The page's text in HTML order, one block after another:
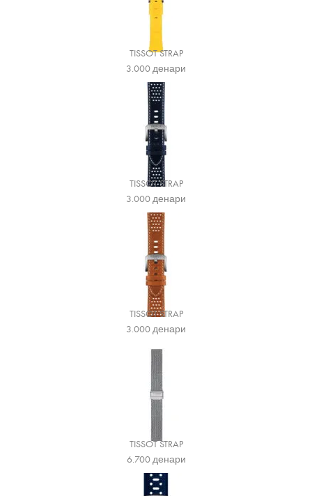
TISSOT STRAP
3.000денари
TISSOT STRAP
3.000денари
TISSOT STRAP
3.000денари
TISSOT STRAP
6.700денари